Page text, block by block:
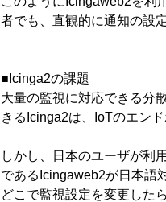
者でも、直観的に通知の設
■Icinga2の課題
大量の監視に対応できる分
きるIcinga2は、IoTのエン
しかし、日本のユーザが利
であるIcingaweb2が日本語
どこで監視設定を変更した